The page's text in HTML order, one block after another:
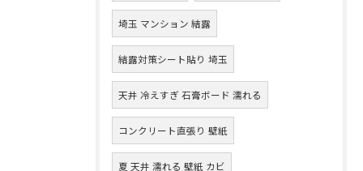
埼玉 マンション 結露
結露対策シート貼り 埼玉
天井 冷えすぎ 石膏ボード 濡れる
コンクリート直張り 壁紙
夏 天井 濡れる 壁紙 カビ